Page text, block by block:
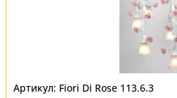
Fiori Di Rose 113.6.3